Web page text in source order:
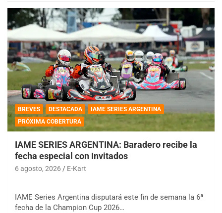
BREVES DESTACADA
IAME SERIES ARGENTINA
PRÓXIMA COBERTURA
IAME SERIES ARGENTINA: Baradero recibe la
fecha especial con Invitados
6 agosto, 2026 E-Kart
IAME Series Argentina disputará este fin de semana la 6ª
fecha de la Champion Cup 2026…